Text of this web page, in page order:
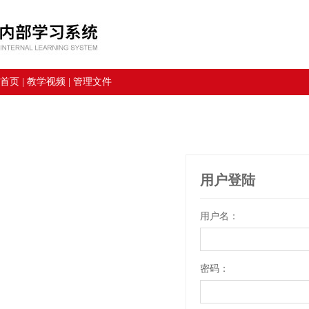
首页 教学视频 管理文件
用户登陆
用户名：
密码：